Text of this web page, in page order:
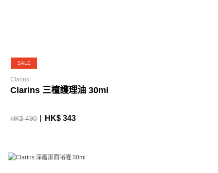
SALE
Clarins
Clarins 三檀護理油 30ml
HK$ 490 HK$ 343